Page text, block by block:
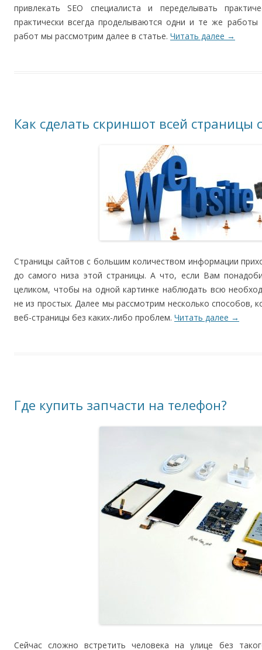
привлекать SEO специалиста и переделывать
практически всегда проделываются одни и те же
работ мы рассмотрим далее в статье. Читать далее →
Как сделать скриншот всей страницы
Страницы сайтов с большим количеством информации
до самого низа этой страницы. А что, если Вам
целиком, чтобы на одной картинке наблюдать всю
не из простых. Далее мы рассмотрим несколько способов,
веб-страницы без каких-либо проблем. Читать далее →
Где купить запчасти на телефон?
Сейчас сложно встретить человека на улице без